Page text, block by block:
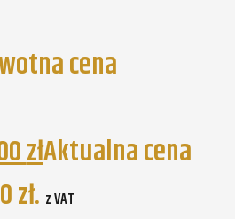
cena
złAktualna cena
zł. z VAT